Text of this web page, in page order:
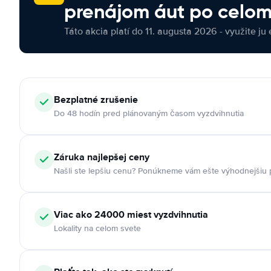
prenájom áut po
Táto akcia platí do 11. augusta 2026 - využite ju
Bezplatné zrušenie
Do 48 hodín pred plánovaným časom vyzdvihnutia
Záruka najlepšej ceny
Našli ste lepšiu cenu? Ponúkneme vám ešte výhodnejšiu
Viac ako 24000 miest vyzdvihnutia
Lokality na celom svete